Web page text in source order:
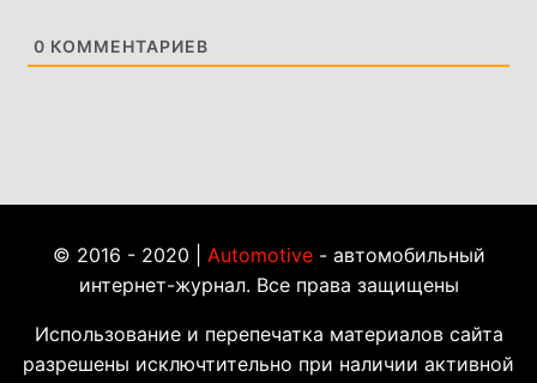
0 КОММЕНТАРИЕВ
© 2016 - 2020 | Automotive- автомобильный
интернет-журнал. Все права защищены
Использование и перепечатка материалов сайта
разрешены исключтительно при наличии активной